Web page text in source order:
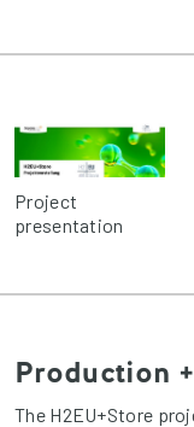
Project
presentation
Production
The H2EU+Store